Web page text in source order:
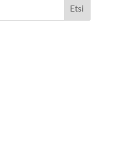
Etsi